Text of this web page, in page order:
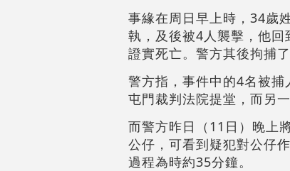
事緣在周日早上時，34歲
執，及後被4人襲擊，他
證實死亡。警方其後拘捕了
警方指，事件中的4名被
屯門裁判法院提堂，而另
而警方昨日（11日）晚上
公仔，可看到疑犯對公仔
過程為時約35分鐘。